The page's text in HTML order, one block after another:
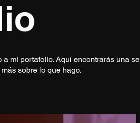
a mi portafolio. Aquí encontrarás una
sobre lo que hago.